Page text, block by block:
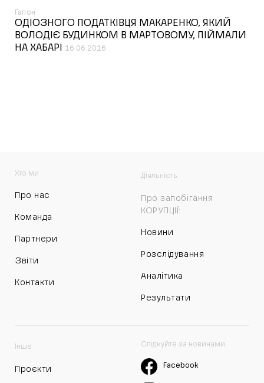
Гапон
ОДІОЗНОГО ПОДАТКІВЦЯ МАКАРЕНКО, ЯКИЙ
ВОЛОДІЄ БУДИНКОМ В МАРТОВОМУ, ПІЙМАЛИ
НА ХАБАРІ
16.06.2016
Хто ми
Про нас
Команда
Партнери
Звіти
Контакти
Діяльність
Про запобігання
КОРУПЦІЇ:
Новини
Розслідування
Аналітика
Результати
Інше
Проєкти
Слідкуйте за новинами
Facebook